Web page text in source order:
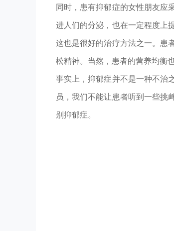
同时，患有抑郁症的女性朋友应
进人们的分泌，也在一定程度上
这也是很好的治疗方法之一。患
松精神。当然，患者的营养均衡
事实上，抑郁症并不是一种不治
员，我们不能让患者听到一些挑
别抑郁症。